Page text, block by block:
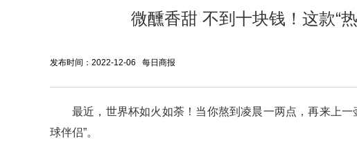
微醺香甜 不到十块钱！这款“
发布时间：2022-12-06 每日商报
最近，世界杯如火如荼！当你熬到凌晨一两点，再来上
球伴侣”。